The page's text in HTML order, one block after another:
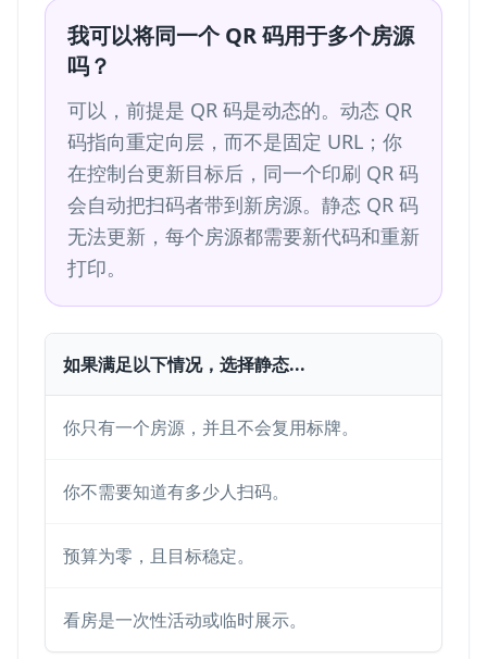
我可以将同一个 QR 码用于多个房源
吗？
可以，前提是 QR 码是动态的。动态 QR
码指向重定向层，而不是固定 URL；你
在控制台更新目标后，同一个印刷 QR 码
会自动把扫码者带到新房源。静态 QR 码
无法更新，每个房源都需要新代码和重新
打印。
如果满足以下情况，选择静态...
你只有一个房源，并且不会复用标牌。
你不需要知道有多少人扫码。
预算为零，且目标稳定。
看房是一次性活动或临时展示。